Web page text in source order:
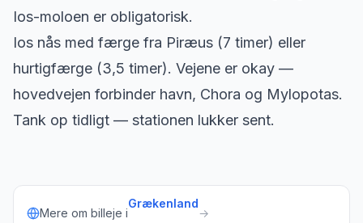
Ios-moloen er obligatorisk.
Ios nås med færge fra Piræus (7 timer) eller
hurtigfærge (3,5 timer). Vejene er okay —
hovedvejen forbinder havn, Chora og Mylopotas.
Tank op tidligt — stationen lukker sent.
Mere om billeje i
Grækenland
→